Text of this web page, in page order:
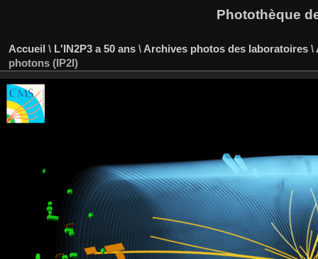
Photothèque
Accueil \ L'IN2P3 a 50 ans \ Archives photos des laboratoires \
photons (IP2I)